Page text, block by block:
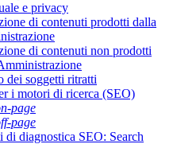
e privacy
di contenuti prodotti dalla
di contenuti non prodotti
dei soggetti ritratti
i motori di ricerca (SEO)
page
page
di diagnostica SEO: Search